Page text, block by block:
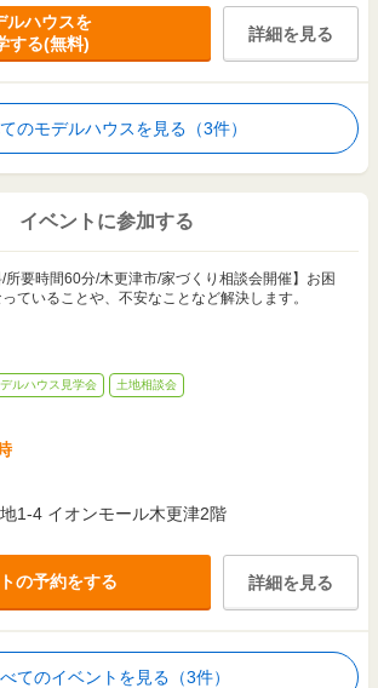
ルハウスを
する(無料)
詳細を見る
のモデルハウスを見る（3件）
イベントに参加する
/所要時間60分/木更津市/家づくり相談会開催】お困
っていることや、不安なことなど解決します。
ルハウス見学会 土地相談会
1-4 イオンモール木更津2階
の予約をする 詳細を見る
てのイベントを見る（3件）